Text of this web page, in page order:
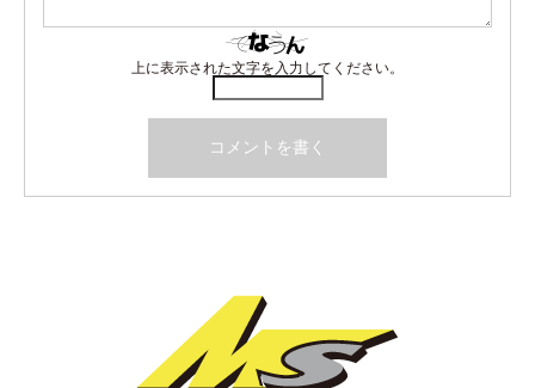
上に表示された文字を入力してください。